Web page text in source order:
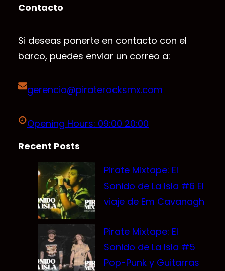
Contacto
Si deseas ponerte en contacto con el
barco, puedes enviar un correo a:
gerencia@piraterocksmx.com
Opening Hours: 09:00 20:00
Recent Posts
Pirate Mixtape: El
Sonido de La Isla #6 El
viaje de Em Cavanagh
Pirate Mixtape: El
Sonido de La Isla #5
Pop-Punk y Guitarras